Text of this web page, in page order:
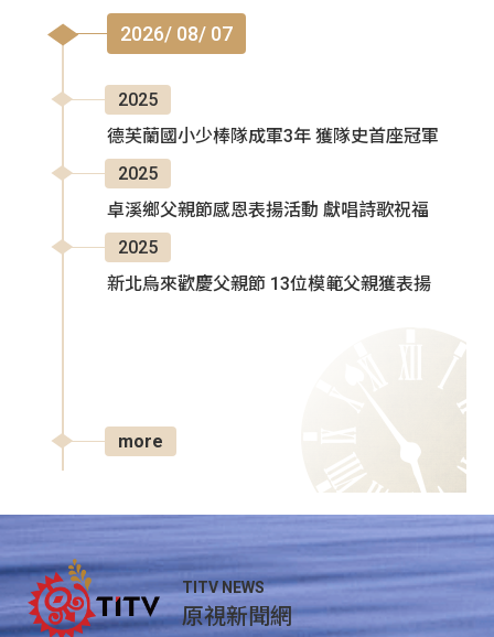
2026/ 08/ 07
2025
德芙蘭國小少棒隊成軍3年 獲隊史首座冠軍
2025
卓溪鄉父親節感恩表揚活動 獻唱詩歌祝福
2025
新北烏來歡慶父親節 13位模範父親獲表揚
more
TITV NEWS
原視新聞網